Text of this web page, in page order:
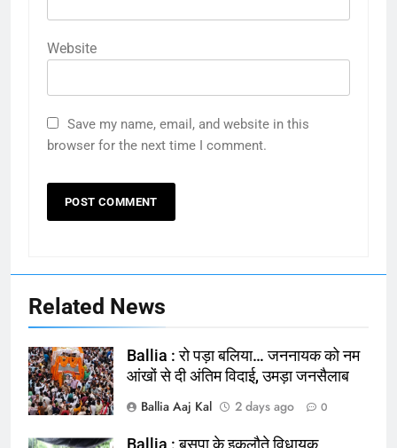
Website
Save my name, email, and website in this
browser for the next time I comment.
Related News
Ballia : रो पड़ा बलिया… जननायक को नम
आंखों से दी अंतिम विदाई, उमड़ा जनसैलाब
Ballia Aaj Kal
2 days ago 0
Ballia : बसपा के इकलौते विधायक